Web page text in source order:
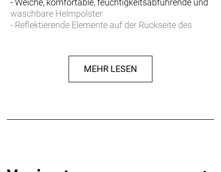
waschbare Helmpolster
- Reflektierende Elemente auf der Rückseite des
kostenlosen Ersatz, wenn dein Helm im ersten Jahr
ab Kaufdatum durch einen Sturz beschädigt wird
MEHR LESEN